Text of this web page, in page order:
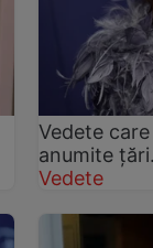
Vedete
anumite
Vedete